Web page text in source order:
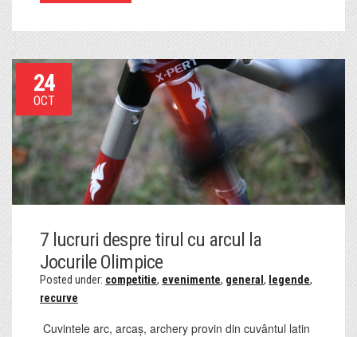
24
OCT
7 lucruri despre tirul cu arcul la
Jocurile Olimpice
Posted under: competitie, evenimente, general , legende,
recurve
Cuvintele arc, arcaș, archery provin din cuvântul latin